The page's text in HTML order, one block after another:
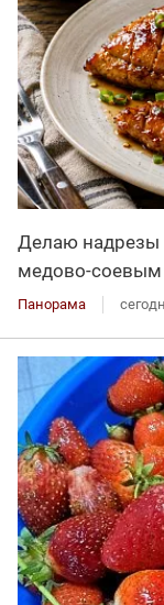
Делаю надрезы
медово-соевым
Панорама